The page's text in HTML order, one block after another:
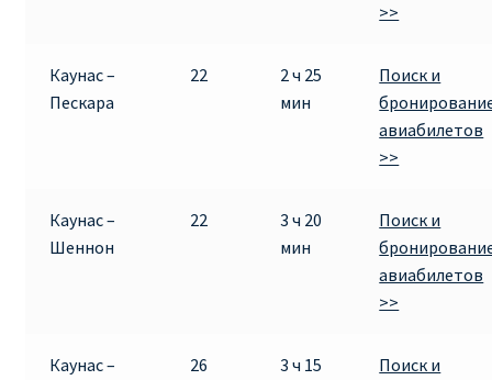
>>
Каунас –
Пескара
22
2 ч 25
мин
Поиск и
авиабилетов
>>
Каунас –
Шеннон
22
3 ч 20
мин
Поиск и
авиабилетов
>>
Каунас –
26
3 ч 15
Поиск и